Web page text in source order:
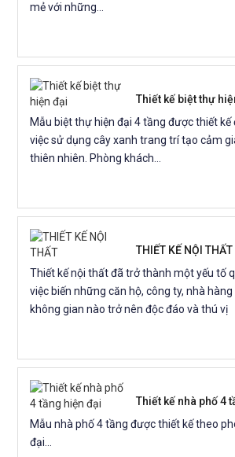
mẻ với những...
Thiết kế biệt thự
Mẫu biệt thự hiện đại 4 tầng được thiết kế
việc sử dụng cây xanh trang trí tạo cảm
thiên nhiên. Phòng khách...
THIẾT KẾ NỘI THẤT
Thiết kế nội thất đã trở thành một yếu tố
việc biến những căn hộ, công ty, nhà
không gian nào trở nên độc đáo và thú vị
Thiết kế nhà phố 4
Mẫu nhà phố 4 tầng được thiết kế theo
đại...